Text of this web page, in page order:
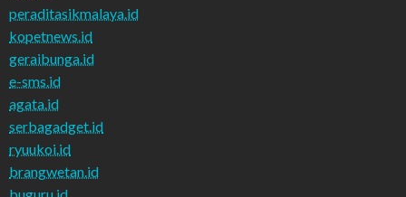
peraditasikmalaya.id
kopetnews.id
geraibunga.id
e-sms.id
agata.id
serbagadget.id
ryuukoi.id
brangwetan.id